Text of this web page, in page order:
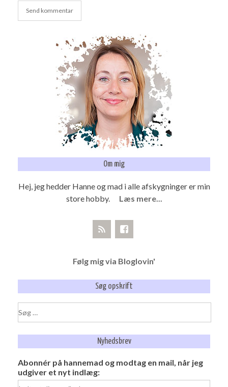
Om mig
Hej, jeg hedder Hanne og mad i alle afskygninger er min
store hobby. Læs mere...
Følg mig via Bloglovin'
Søg opskrift
efter:
Nyhedsbrev
Abonnér på hannemad og modtag en mail, når jeg
udgiver et nyt indlæg: